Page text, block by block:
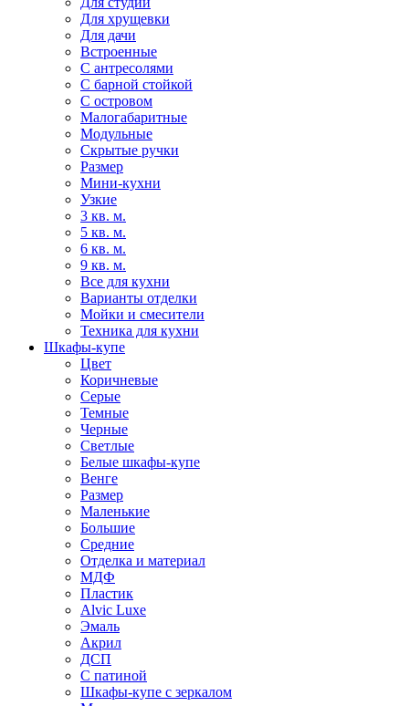
Для хрущевки
Для дачи
Встроенные
С антресолями
С барной стойкой
С островом
Малогабаритные
Модульные
Скрытые ручки
Размер
Мини-кухни
Узкие
3 кв. м.
5 кв. м.
6 кв. м.
9 кв. м.
Все для кухни
Варианты отделки
Мойки и смесители
Техника для кухни
Шкафы-купе
Цвет
Коричневые
Серые
Темные
Черные
Светлые
Белые шкафы-купе
Венге
Размер
Маленькие
Большие
Средние
Отделка и материал
МДФ
Пластик
Alvic Luxe
Эмаль
Акрил
ДСП
С патиной
Шкафы-купе с зеркалом